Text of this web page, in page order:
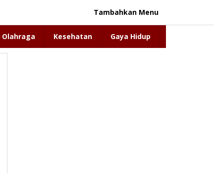
Tambahkan Menu
Olahraga Kesehatan Gaya Hidup